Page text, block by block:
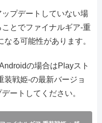
プデートしていない場
とでファイナルギア-重
る可能性があります。
の場合はPlayスト
装戦姫-の最新バージョ
ートしてください。